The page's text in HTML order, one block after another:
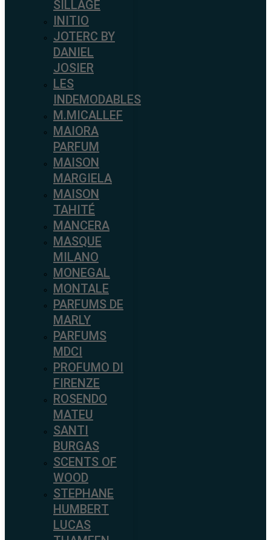
SILLAGE
INITIO
JOTERC BY
DANIEL
JOSIER
LES
INDEMODABLES
M.MICALLEF
MAIORA
PARFUM
MAISON
MARGIELA
MAISON
TAHITÉ
MANCERA
MASQUE
MILANO
MONEGAL
MONTALE
PARFUMS DE
MARLY
PARFUMS
MDCI
PROFUMO DI
FIRENZE
ROSENDO
MATEU
SANTI
BURGAS
SCENTS OF
WOOD
STEPHANE
HUMBERT
LUCAS